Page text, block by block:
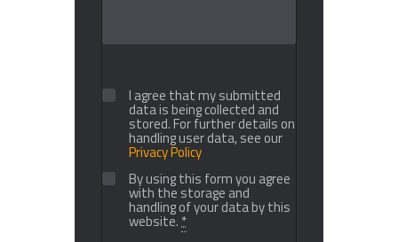
I agree that my submitted
data is being collected and
stored. For further details on
handling user data, see our
Privacy Policy
By using this form you agree
with the storage and
handling of your data by this
website.*